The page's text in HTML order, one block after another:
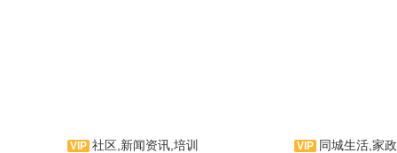
社区,新闻资讯,培训 同城生活,家